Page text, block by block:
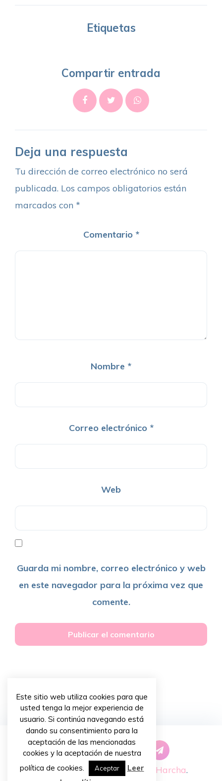
Etiquetas
Compartir entrada
Deja una respuesta
Tu dirección de correo electrónico no será
publicada. Los campos obligatorios están
marcados con *
Comentario *
Nombre *
Correo electrónico *
Web
Guarda mi nombre, correo electrónico y web
en este navegador para la próxima vez que
comente.
Copyright © 2026 ~ Priscilla Harcha.
Este sitio web utiliza cookies para que
usted tenga la mejor experiencia de
usuario. Si continúa navegando está
dando su consentimiento para la
aceptación de las mencionadas
cookies y la aceptación de nuestra
política de cookies.
Aceptar
Leer